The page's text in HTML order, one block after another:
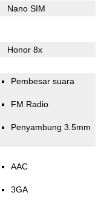
Nano SIM
Honor 8x
Pembesar suara
FM Radio
Penyambung 3.5mm
AAC
3GA